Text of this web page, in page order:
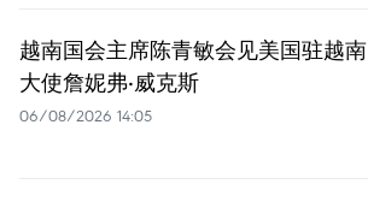
越南国会主席陈青敏会见美国驻越南
大使詹妮弗·威克斯
06/08/2026 14:05